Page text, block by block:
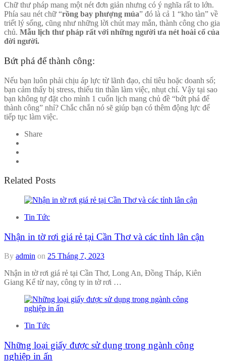
Chữ thư pháp mang một nét đơn giản nhưng có ý nghĩa rất to lớn.
Phía sau nét chữ “rồng bay phượng múa” đó là cả 1 “kho tàn” về
triết lý sống, cũng như những lời chút may mắn, thành công cho gia
chủ. Mẫu lịch thư pháp rất với những người ưa nét hoài cổ của
đời người.
Bứt phá để thành công:
Nếu bạn luôn phải chịu áp lực từ lãnh đạo, chỉ tiêu hoặc doanh số;
bạn cảm thấy bị stress, thiếu tin thần làm việc, nhụt chí. Vậy tại sao
bạn không tự đặt cho mình 1 cuốn lịch mang chủ đề “bứt phá để
thành công” nhỉ? Chắc chắn nó sẽ giúp bạn có thêm động lực để
tiếp tục làm việc.
Share
Related Posts
Tin Tức
Nhận in tờ rơi giá rẻ tại Cần Thơ và các tỉnh lân cận
By admin on 25 Tháng 7, 2023
Nhận in tờ rơi giá rẻ tại Cần Thơ, Long An, Đồng Tháp, Kiên
Giang Kể từ nay, công ty in tờ rơi …
Tin Tức
Những loại giấy được sử dụng trong ngành công
nghiệp in ấn